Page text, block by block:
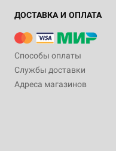
2+ 60+ 12+ Eng
ДОСТАВКА И ОПЛАТА
Способы оплаты
Службы доставки
Адреса магазинов